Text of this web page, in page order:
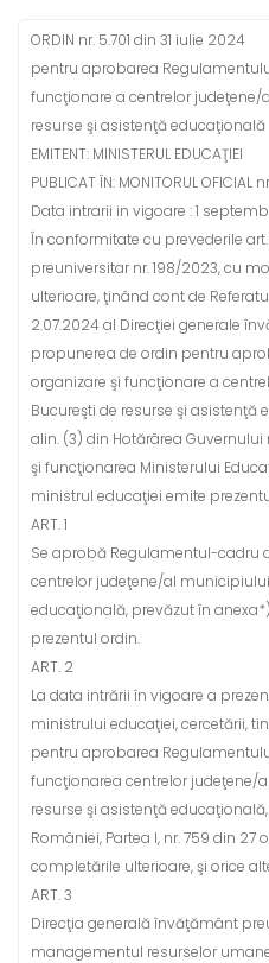
ORDIN nr. 5.701 din 31 iulie 2024
pentru aprobarea
funcţionare a centrelor
resurse şi asistenţă educaţională
EMITENT: MINISTERUL EDUCAŢIEI
PUBLICAT ÎN: MONITORUL
Data intrarii in vigoare : 1
În conformitate cu prevederile
preuniversitar nr. 198/2023, cu
ulterioare, ţinând cont de
2.07.2024 al Direcţiei generale
propunerea de ordin pentru
organizare şi funcţionare a
Bucureşti de resurse şi asistenţă
alin. (3) din Hotărârea
şi funcţionarea Ministerului
ministrul educaţiei emite
ART. 1
Se aprobă Regulamentul-cadru
centrelor judeţene/al
educaţională, prevăzut în
prezentul ordin.
ART. 2
La data intrării în vigoare a
ministrului educaţiei, cercetării,
pentru aprobarea
funcţionarea centrelor judeţene/
resurse şi asistenţă
României, Partea I, nr. 759 din 27
completările ulterioare, şi orice
ART. 3
Direcţia generală învăţământ
managementul resurselor